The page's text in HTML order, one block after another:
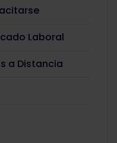
Laboral
a Distancia